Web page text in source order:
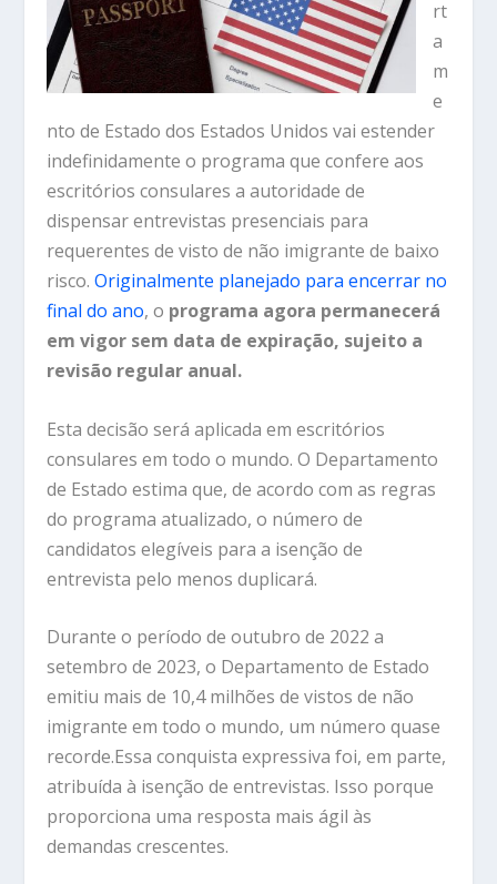
rt
a
m
e
nto de Estado dos Estados Unidos vai estender
indefinidamente o programa que confere aos
escritórios consulares a autoridade de
dispensar entrevistas presenciais para
requerentes de visto de não imigrante de baixo
risco.Originalmente planejado para encerrar no
final do ano, o programa agora permanecerá
em vigor sem data de expiração, sujeito a
revisão regular anual.
Esta decisão será aplicada em escritórios
consulares em todo o mundo. O Departamento
de Estado estima que, de acordo com as regras
do programa atualizado, o número de
candidatos elegíveis para a isenção de
entrevista pelo menos duplicará.
Durante o período de outubro de 2022 a
setembro de 2023, o Departamento de Estado
emitiu mais de 10,4 milhões de vistos de não
imigrante em todo o mundo, um número quase
recorde.Essa conquista expressiva foi, em parte,
atribuída à isenção de entrevistas. Isso porque
proporciona uma resposta mais ágil às
demandas crescentes.